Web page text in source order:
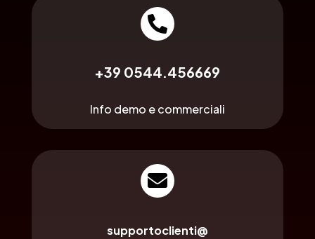

+39 0544.456669
Info demo e commerciali

supportoclienti@